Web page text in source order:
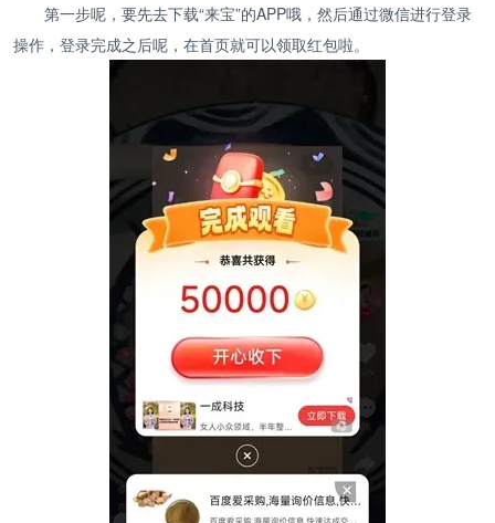
第一步呢，要先去下载“来宝”的APP哦，然后通过微信进行登录
操作，登录完成之后呢，在首页就可以领取红包啦。